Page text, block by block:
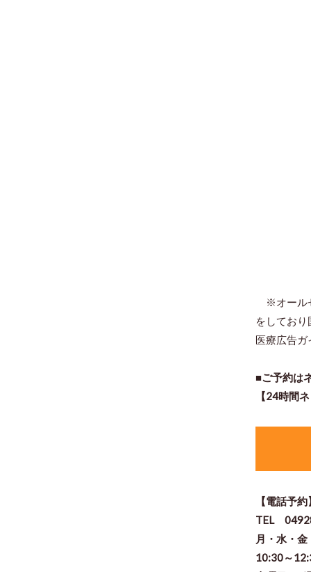
※オール
をしてお
医療広告
■ご予約は
【24時間
【電話予約
TEL
月・水・
10:30～